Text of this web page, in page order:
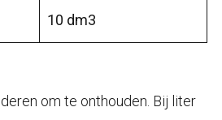
10 dm3
om te onthouden. Bij liter